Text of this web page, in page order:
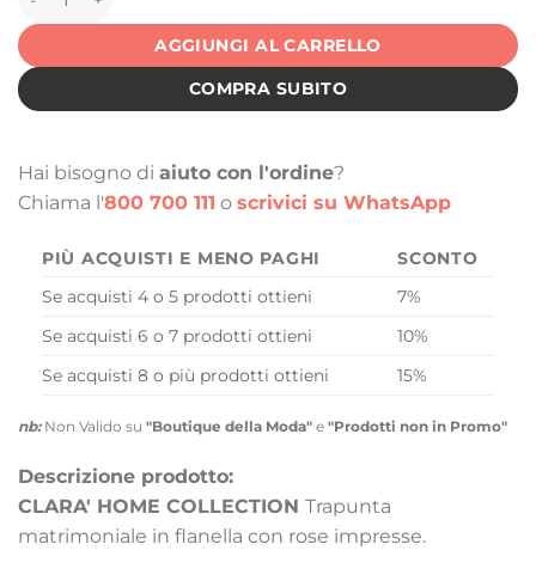
AGGIUNGI AL CARRELLO
COMPRA SUBITO
Hai bisogno di aiuto con l'ordine?
Chiama l'800 700 111 o scrivici su WhatsApp
PIÙ ACQUISTI E MENO PAGHI
SCONTO
Se acquisti 4 o 5 prodotti ottieni
7%
Se acquisti 6 o 7 prodotti ottieni
10%
Se acquisti 8 o più prodotti ottieni
15%
nb:Non Valido su "Boutique della Moda" e "Prodotti non in Promo"
Descrizione prodotto:
CLARA' HOME COLLECTION Trapunta
matrimoniale in flanella con rose impresse.